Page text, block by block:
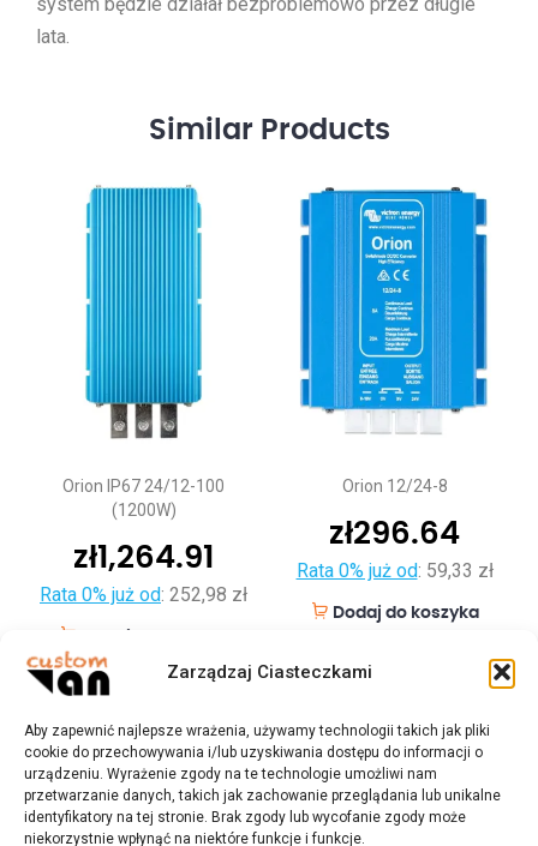
Zarządzaj Ciasteczkami
Aby zapewnić najlepsze wrażenia, używamy technologii takich jak pliki
cookie do przechowywania i/lub uzyskiwania dostępu do informacji o
urządzeniu. Wyrażenie zgody na te technologie umożliwi nam
przetwarzanie danych, takich jak zachowanie przeglądania lub unikalne
identyfikatory na tej stronie. Brak zgody lub wycofanie zgody może
niekorzystnie wpłynąć na niektóre funkcje i funkcje.
lata.
Similar Products
Orion IP67 24/12-100
(1200W)
zł1,264.91
Rata 0% już od: 252,98 zł
Orion 12/24-8
zł296.64
Rata 0% już od: 59,33 zł
Dodaj do koszyka